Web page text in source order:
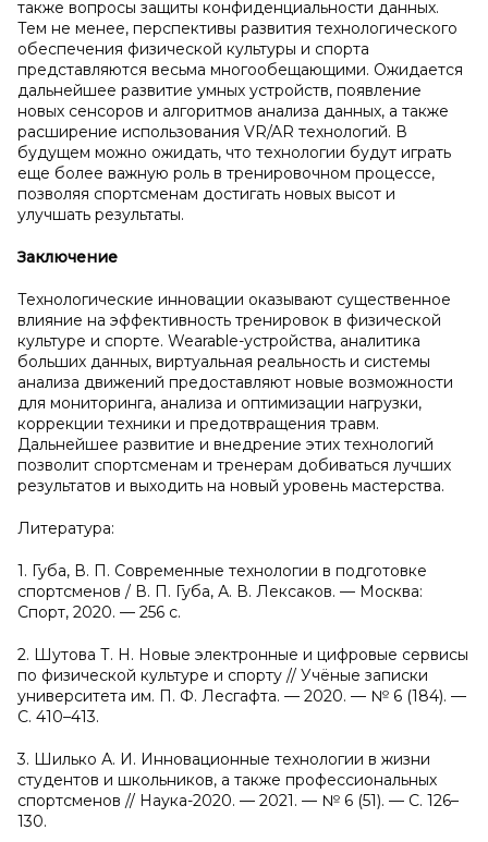
также вопросы защиты конфиденциальности данных.
Тем не менее, перспективы развития технологического
обеспечения физической культуры и спорта
представляются весьма многообещающими. Ожидается
дальнейшее развитие умных устройств, появление
новых сенсоров и алгоритмов анализа данных, а также
расширение использования VR/AR технологий. В
будущем можно ожидать, что технологии будут играть
еще более важную роль в тренировочном процессе,
позволяя спортсменам достигать новых высот и
улучшать результаты.
Заключение
Технологические инновации оказывают существенное
влияние на эффективность тренировок в физической
культуре и спорте. Wearable-устройства, аналитика
больших данных, виртуальная реальность и системы
анализа движений предоставляют новые возможности
для мониторинга, анализа и оптимизации нагрузки,
коррекции техники и предотвращения травм.
Дальнейшее развитие и внедрение этих технологий
позволит спортсменам и тренерам добиваться лучших
результатов и выходить на новый уровень мастерства.
Литература:
1. Губа, В. П. Современные технологии в подготовке
спортсменов / В. П. Губа, А. В. Лексаков. — Москва:
Спорт, 2020. — 256 с.
2. Шутова Т. Н. Новые электронные и цифровые сервисы
по физической культуре и спорту // Учёные записки
университета им. П. Ф. Лесгафта. — 2020. — № 6 (184). —
С. 410–413.
3. Шилько А. И. Инновационные технологии в жизни
студентов и школьников, а также профессиональных
спортсменов // Наука-2020. — 2021. — № 6 (51). — С. 126–
130.